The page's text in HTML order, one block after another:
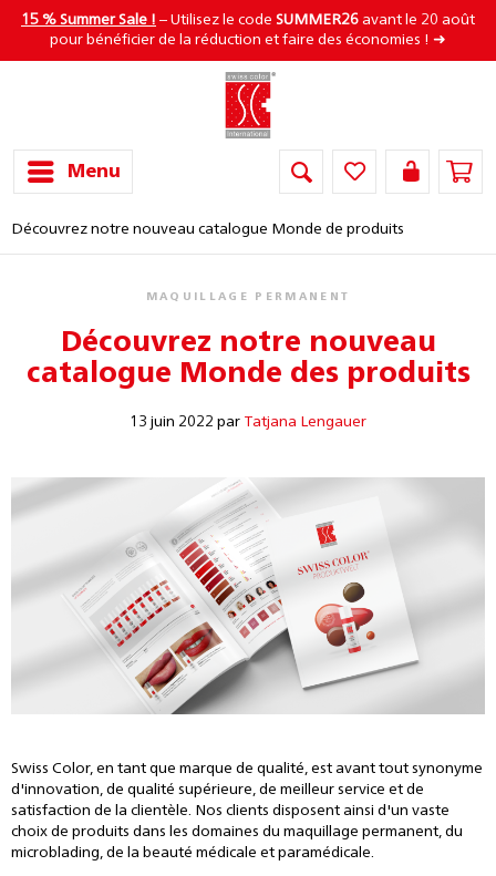
15 % Summer Sale ! – Utilisez le code SUMMER26 avant le 20 août
pour bénéficier de la réduction et faire des économies ! ➜
Menu
Découvrez notre nouveau catalogue Monde de produits
MAQUILLAGE PERMANENT
Découvrez notre nouveau
catalogue Monde des produits
13 juin 2022 par Tatjana Lengauer
Swiss Color, en tant que marque de qualité, est avant tout synonyme
d'innovation, de qualité supérieure, de meilleur service et de
satisfaction de la clientèle. Nos clients disposent ainsi d'un vaste
choix de produits dans les domaines du maquillage permanent, du
microblading, de la beauté médicale et paramédicale.